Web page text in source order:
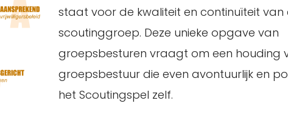
staat voor de kwaliteit en continuïteit van
scoutinggroep. Deze unieke opgave van
groepsbesturen vraagt om een houding
groepsbestuur die even avontuurlijk en
het Scoutingspel zelf.